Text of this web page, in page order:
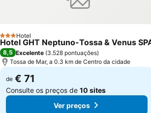
3 Estrelas
Hotel
Hotel GHT Neptuno-Tossa & Venus
8,5 Excelente (3.528 pontuações)
Tossa de Mar, a 0.3 km de Centro da cidade
de € 71
Consulte os preços de 10 sites
Ver preços